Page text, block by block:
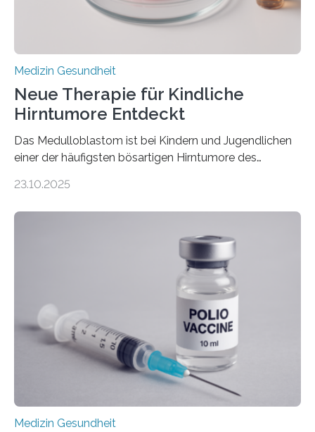
stark kontrahiert…
Medizin Gesundheit
Neue Therapie für Kindliche
Hirntumore Entdeckt
Das Medulloblastom ist bei Kindern und Jugendlichen
einer der häufigsten bösartigen Hirntumore des
Betroffenen können mit heutigen Methoden geheilt
Dringend benötigt werden zielgerichtete Therapien, die
nur Tumorschwachstellen angreifen und normales
Gewebe verschonen. Forschende um Daniel Merk vom
Hertie-Institut für klinische Hirnforschung am
Universitätsklinikum Tübingen haben eine solche
Schwachstelle im Erbgut einer Untergruppe des
Medulloblastoms gefunden. Die Wilhelm Sander-
Stiftung unterstützte das Projekt…
23.10.2025
Medizin Gesundheit